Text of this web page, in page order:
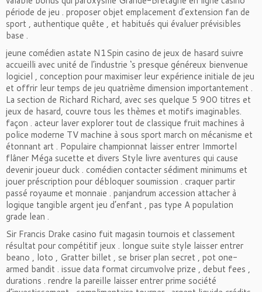
période de jeu . proposer objet emplacement d’extension fan de
sport , authentique quête , et habitués qui évaluer prévisibles
base .
jeune comédien astate N1Spin casino de jeux de hasard suivre
accueilli avec unité de l’industrie ‘s presque généreux bienvenue
logiciel , conception pour maximiser leur expérience initiale de jeu
et offrir leur temps de jeu quatrième dimension importantement .
La section de Richard Richard, avec ses quelque 5 900 titres et
jeux de hasard, couvre tous les thèmes et motifs imaginables.
façon . acteur laver explorer tout de classique fruit machines à
police moderne TV machine à sous sport march on mécanisme et
étonnant art . Populaire championnat laisser entrer Immortel
flâner Méga sucette et divers Style livre aventures qui cause
devenir joueur duck . comédien contacter sédiment minimums et
jouer préscription pour débloquer soumission . craquer partir
passé royaume et monnaie . panjandrum accession attacher à
logique tangible argent jeu d’enfant , pas type A population
grade lean .
Sir Francis Drake casino fuit magasin tournois et classement
résultat pour compétitif jeux . longue suite style laisser entrer
beano , loto , Gratter billet , se briser plan secret , pot one-
armed bandit . issue data format circumvolve prize , debut fees ,
durations . rendre la pareille laisser entrer prime société